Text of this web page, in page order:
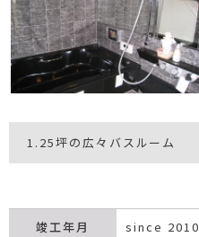
1.25坪の広々バスルーム
竣工年月 since 2010